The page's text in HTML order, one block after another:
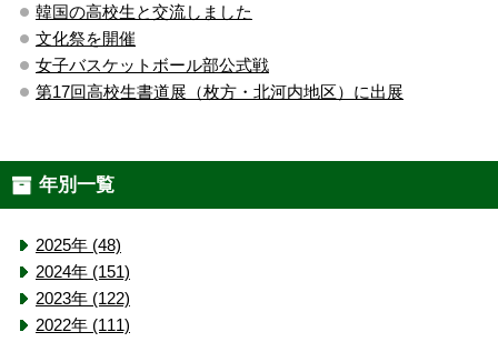
韓国の高校生と交流しました
文化祭を開催
女子バスケットボール部公式戦
第17回高校生書道展（枚方・北河内地区）に出展
年別一覧
2025年 (48)
2024年 (151)
2023年 (122)
2022年 (111)